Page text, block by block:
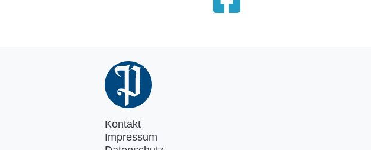
Kontakt
Impressum